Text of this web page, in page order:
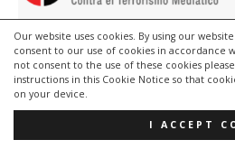
Our website uses cookies. By using our
consent to our use of cookies in accordance
not consent to the use of these cookies
instructions in this Cookie Notice so that
on your device.
I ACCEPT